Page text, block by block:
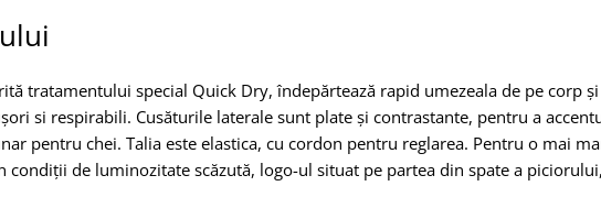
tratamentului special Quick Dry, îndepărtează rapid umezeala de pe corp
si respirabili. Cusăturile laterale sunt plate și contrastante, pentru a
pentru chei. Talia este elastica, cu cordon pentru reglarea. Pentru o mai
condiții de luminozitate scăzută, logo-ul situat pe partea din spate a